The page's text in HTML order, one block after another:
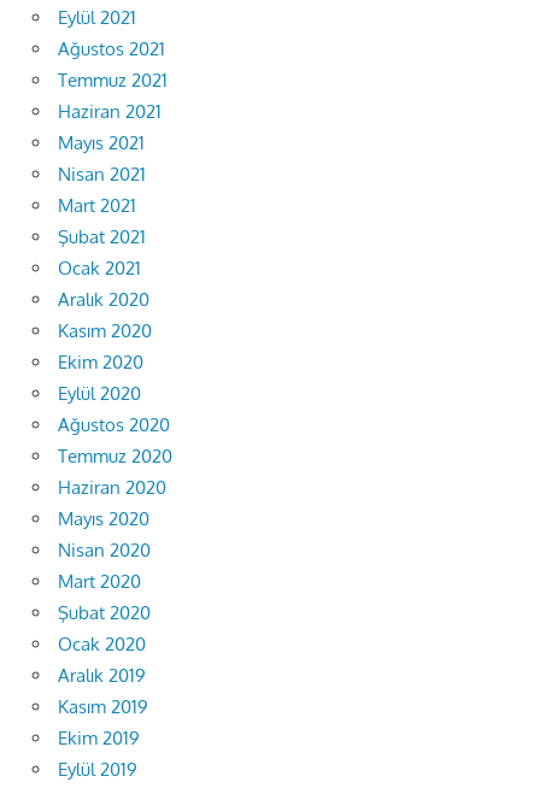
Eylül 2021
Ağustos 2021
Temmuz 2021
Haziran 2021
Mayıs 2021
Nisan 2021
Mart 2021
Şubat 2021
Ocak 2021
Aralık 2020
Kasım 2020
Ekim 2020
Eylül 2020
Ağustos 2020
Temmuz 2020
Haziran 2020
Mayıs 2020
Nisan 2020
Mart 2020
Şubat 2020
Ocak 2020
Aralık 2019
Kasım 2019
Ekim 2019
Eylül 2019